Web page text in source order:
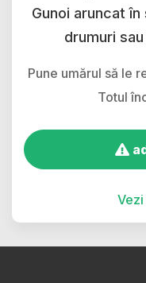
Gunoi aruncat
drumuri
Pune umărul să le
Totul